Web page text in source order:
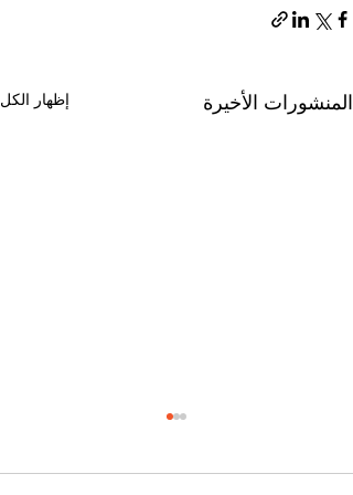
المنشورات الأخيرة إظهار الكل